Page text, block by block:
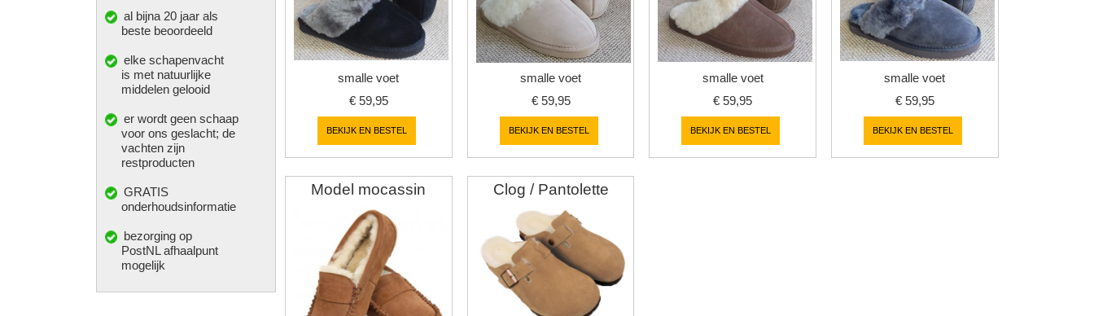
al bijna 20 jaar als
beste beoordeeld
elke schapenvacht
is met natuurlijke
middelen gelooid
er wordt geen schaap
voor ons geslacht; de
vachten zijn
restproducten
GRATIS
onderhoudsinformatie
bezorging op
PostNL afhaalpunt
mogelijk
smalle voet
€ 59,95
BEKIJK EN BESTEL
smalle voet
€ 59,95
BEKIJK EN BESTEL
smalle voet
€59,95
BEKIJK EN BESTEL
smalle voet
€ 59,95
BEKIJK EN BESTEL
Model mocassin Clog / Pantolette